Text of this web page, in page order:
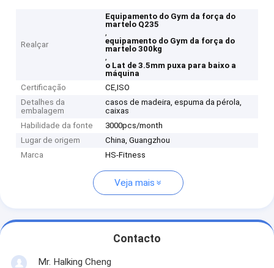
Realçar
Equipamento do Gym da força do
martelo Q235
,
equipamento do Gym da força do
martelo 300kg
,
o Lat de 3.5mm puxa para baixo a
máquina
Certificação
CE,ISO
Detalhes da
embalagem
casos de madeira, espuma da pérola,
caixas
Habilidade da fonte
3000pcs/month
Lugar de origem
China, Guangzhou
Marca
HS-Fitness
Veja mais
Contacto
Mr. Halking Cheng